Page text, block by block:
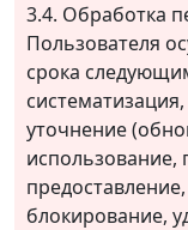
3.4. Обработка
Пользователя
срока
уточнение
использование,
блокирование,